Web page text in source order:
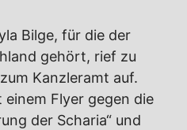
Bilge, für die der
gehört, rief zu
Kanzleramt auf.
Flyer gegen die
der Scharia“ und